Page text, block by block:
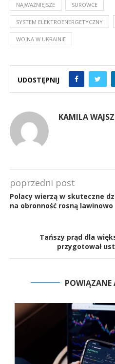
NAJWAŻNIEJSZE SUROWCE
SYSTEM ELEKTROENERGETYCZNY
WOJNA W UKRAINIE
UDOSTĘPNIJ
KAMILA
poprzedni post
Polacy wierzą w skuteczne
na obronność rosną lawinowo
Tańszy prąd dla
przygotował
POWIĄZANE